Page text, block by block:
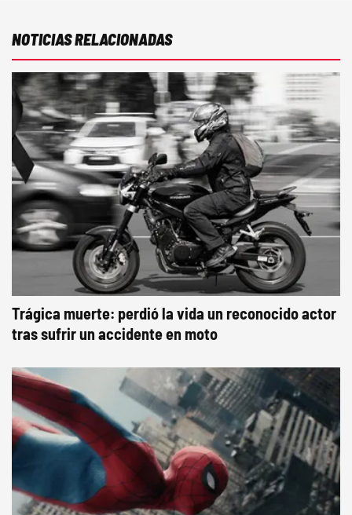
NOTICIAS RELACIONADAS
Trágica muerte: perdió la vida un reconocido actor
tras sufrir un accidente en moto